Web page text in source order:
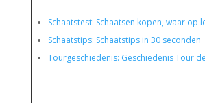
Schaatstest: Schaatsen kopen, waar op
Schaatstips: Schaatstips in 30 seconden
Tourgeschiedenis: Geschiedenis Tour